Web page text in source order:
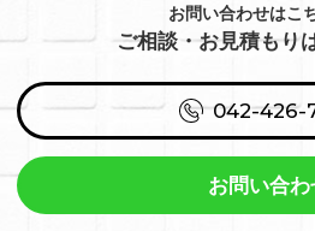
お問い合わせはこ
ご相談・お見積もり
042-426-
お問い合わ